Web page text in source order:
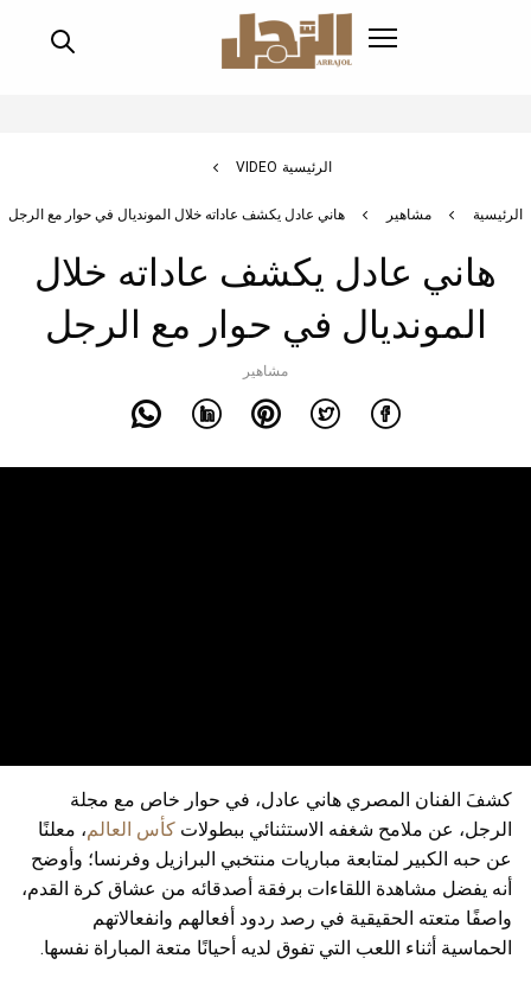
الرئيسية VIDEO
مشاهير هاني عادل يكشف عاداته خلال المونديال في حوار مع الرجل
هاني عادل يكشف عاداته خلال
المونديال في حوار مع الرجل
مشاهير
كشفَ الفنان المصري هاني عادل، في حوار خاص مع مجلة
الرجل، عن ملامح شغفه الاستثنائي ببطولاتكأس العالم، معلنًا
عن حبه الكبير لمتابعة مباريات منتخبي البرازيل وفرنسا؛ وأوضح
أنه يفضل مشاهدة اللقاءات برفقة أصدقائه من عشاق كرة القدم،
واصفًا متعته الحقيقية في رصد ردود أفعالهم وانفعالاتهم
الحماسية أثناء اللعب التي تفوق لديه أحيانًا متعة المباراة نفسها.